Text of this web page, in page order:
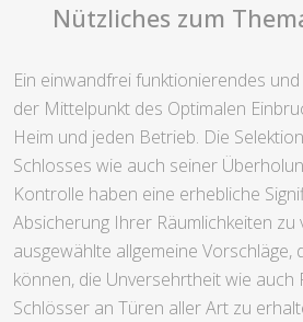
Nützliches zum
Ein einwandfrei funktionierendes
der Mittelpunkt des Optimalen
Heim und jeden Betrieb. Die
Schlosses wie auch seiner
Kontrolle haben eine erhebliche
Absicherung Ihrer Räumlichkeiten zu
ausgewählte allgemeine Vorschläge,
können, die Unversehrtheit wie
Schlösser an Türen aller Art zu